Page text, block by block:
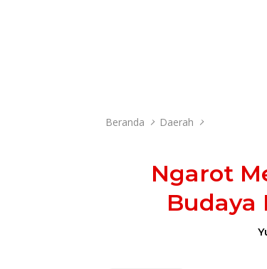
Beranda Daerah
Ngarot
Budaya